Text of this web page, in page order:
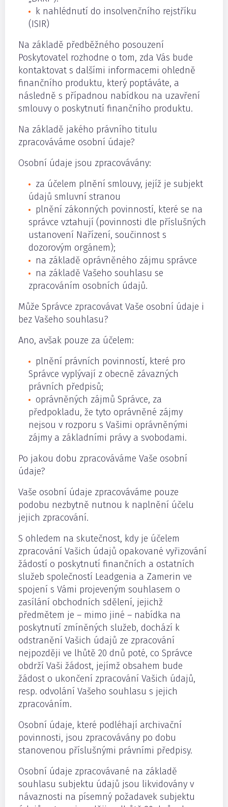
k nahlédnutí do insolvenčního rejstříku
(ISIR)
Na základě předběžného posouzení
Poskytovatel rozhodne o tom, zda Vás bude
kontaktovat s dalšími informacemi ohledně
finančního produktu, který poptáváte, a
následně s případnou nabídkou na uzavření
smlouvy o poskytnutí finančního produktu.
Na základě jakého právního titulu
zpracováváme osobní údaje?
Osobní údaje jsou zpracovávány:
za účelem plnění smlouvy, jejíž je subjekt
údajů smluvní stranou
plnění zákonných povinností, které se na
správce vztahují (povinnosti dle příslušných
ustanovení Nařízení, součinnost s
dozorovým orgánem);
na základě oprávněného zájmu správce
na základě Vašeho souhlasu se
zpracováním osobních údajů.
Může Správce zpracovávat Vaše osobní údaje i
bez Vašeho souhlasu?
Ano, avšak pouze za účelem:
plnění právních povinností, které pro
Správce vyplývají z obecně závazných
právních předpisů;
oprávněných zájmů Správce, za
předpokladu, že tyto oprávněné zájmy
nejsou v rozporu s Vašimi oprávněnými
zájmy a základními právy a svobodami.
Po jakou dobu zpracováváme Vaše osobní
údaje?
Vaše osobní údaje zpracováváme pouze
podobu nezbytně nutnou k naplnění účelu
jejich zpracování.
S ohledem na skutečnost, kdy je účelem
zpracování Vašich údajů opakované vyřizování
žádostí o poskytnutí finančních a ostatních
služeb společností Leadgenia a Zamerin ve
spojení s Vámi projeveným souhlasem o
zasílání obchodních sdělení, jejichž
předmětem je – mimo jiné – nabídka na
poskytnutí zmíněných služeb, dochází k
odstranění Vašich údajů ze zpracování
nejpozději ve lhůtě 20 dnů poté, co Správce
obdrží Vaši žádost, jejímž obsahem bude
žádost o ukončení zpracování Vašich údajů,
resp. odvolání Vašeho souhlasu s jejich
zpracováním.
Osobní údaje, které podléhají archivační
povinnosti, jsou zpracovávány po dobu
stanovenou příslušnými právními předpisy.
Osobní údaje zpracovávané na základě
souhlasu subjektu údajů jsou likvidovány v
návaznosti na písemný požadavek subjektu